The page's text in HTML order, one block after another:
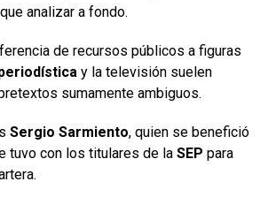
analizar a fondo.
de recursos públicos a figuras
y la televisión suelen
sumamente ambiguos.
Sergio Sarmiento, quien se benefició
tuvo con los titulares de la SEP para